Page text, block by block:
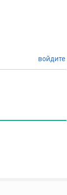
войдите